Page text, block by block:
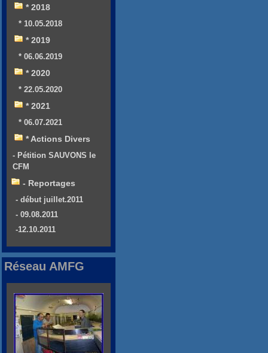
* 2018
* 10.05.2018
* 2019
* 06.06.2019
* 2020
* 22.05.2020
* 2021
* 06.07.2021
* Actions Divers
- Pétition SAUVONS le
CFM
- Reportages
- début juillet.2011
- 09.08.2011
-12.10.2011
Réseau AMFG